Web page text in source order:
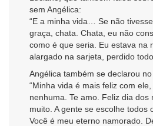
sem Angélica:
“E a minha vida… Se não
graça, chata. Chata, eu não
como é que seria. Eu estava na
alargado na sarjeta, perdido
Angélica também se declarou
“Minha vida é mais feliz com
nenhuma. Te amo. Feliz dia dos
muito. A gente se escolhe todos
Você é meu eterno namorado.